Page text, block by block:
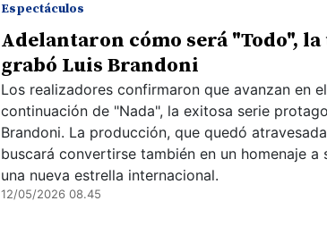
Espectáculos
Adelantaron cómo será "Todo",
grabó Luis Brandoni
Los realizadores confirmaron que avanzan en
continuación de "Nada", la exitosa serie
Brandoni. La producción, que quedó
buscará convertirse también en un homenaje
una nueva estrella internacional.
12/05/2026 08.45